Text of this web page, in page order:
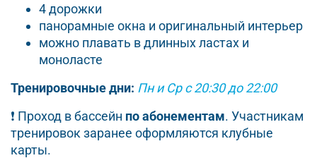
4 дорожки
панорамные окна и оригинальный интерьер
можно плавать в длинных ластах и
моноласте
Тренировочные дни: Пн и Ср с 20:30 до 22:00
❗️ Проход в бассейн по абонементам. Участникам
тренировок заранее оформляются клубные
карты.